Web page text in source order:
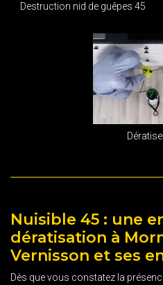
Destruction nid de guêpes 45
Nuisible 45 : une
dératisation à
Vernisson et ses
Dès que vous constatez la